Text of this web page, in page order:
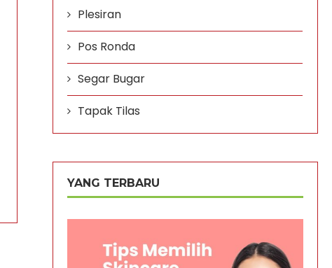
Plesiran
Pos Ronda
Segar Bugar
Tapak Tilas
YANG TERBARU